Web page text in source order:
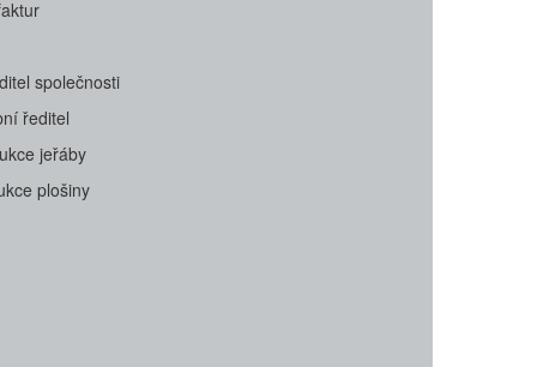
společnosti
ředitel
jeřáby
plošiny